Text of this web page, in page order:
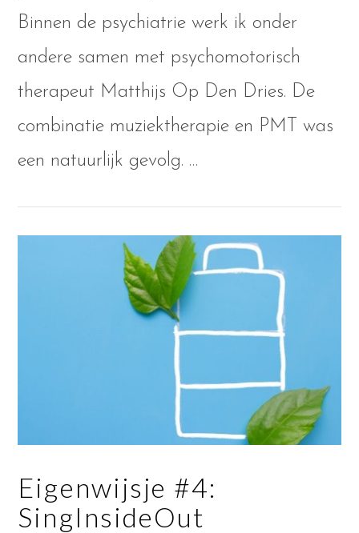
VIEW POST
Binnen de psychiatrie werk ik onder
andere samen met psychomotorisch
therapeut Matthijs Op Den Dries. De
combinatie muziektherapie en PMT was
een natuurlijk gevolg. …
Eigenwijsje #4:
SingInsideOut